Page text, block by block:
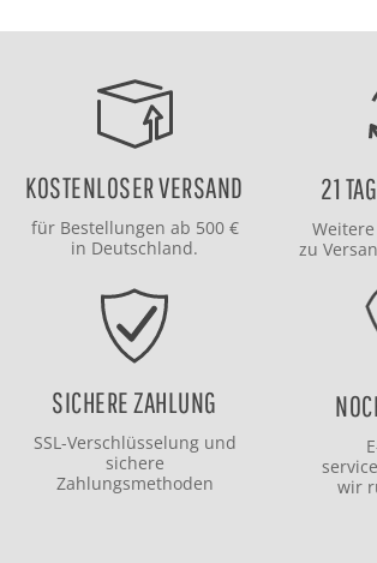
KOSTENLOSER VERSAND
für Bestellungen ab 500 €
in Deutschland.
21
zu
SICHERE ZAHLUNG
SSL-Verschlüsselung und
sichere
Zahlungsmethoden
wir